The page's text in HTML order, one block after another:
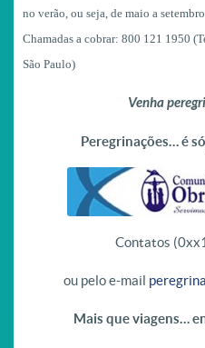
no verão, ou seja, de maio a setembro
Chamadas a cobrar: 800 121 1950
São Paulo)
Venha
Peregrinações… é
Contatos
ou pelo e-mail
Mais que viagens…